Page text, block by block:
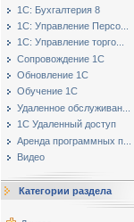
1С: Бухгалтерия 8
1С: Управление Персо...
1С: Управление торго...
Сопровождение 1С
Обновление 1С
Обучение 1С
Удаленное обслуживан...
1С Удаленный доступ
Аренда программных п...
Видео
Категории раздела